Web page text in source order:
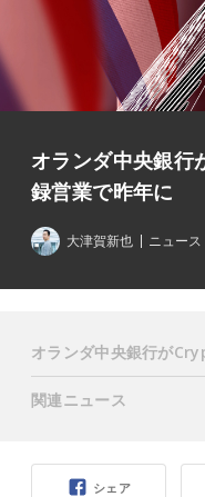
オランダ中央銀
録営業で昨年に
大津賀新也 ニュース
シェア
オランダ中央銀行が
関連ニュース